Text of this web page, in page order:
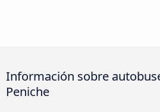
Información sobre
Peniche